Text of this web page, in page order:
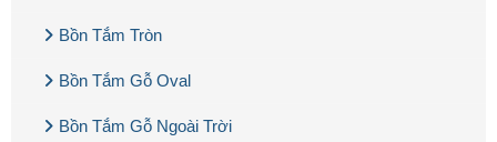
Bồn Tắm Tròn
Bồn Tắm Gỗ Oval
Bồn Tắm Gỗ Ngoài Trời